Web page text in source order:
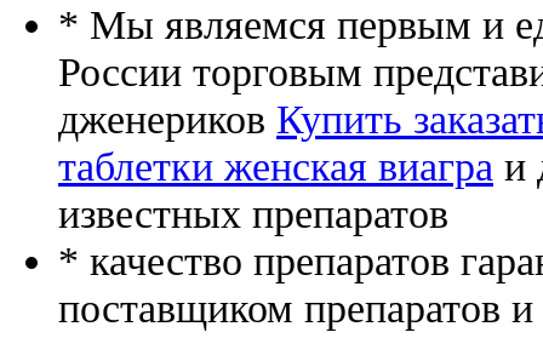
* Мы являемся первым и
России торговым
дженериков Купить
таблетки женская виагра и
известных препаратов
* качество препаратов
поставщиком препаратов